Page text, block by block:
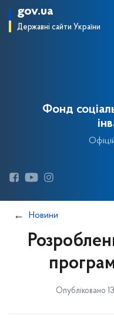
gov.ua
Державні сайти України
Фонд
Новини
Опубліковано